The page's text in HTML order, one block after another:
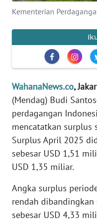
Kementerian
WahanaNews.co,
(Mendag) Budi
perdagangan
mencatatkan surplus
Surplus April 2025
sebesar USD 1,51
USD 1,35 miliar.
Angka surplus
rendah
sebesar USD 4,33
PENDIDIKAN
OLAHRAGA
OPINI
EDITORIAL
Informasi
BERITA
KONTAK
KAMI